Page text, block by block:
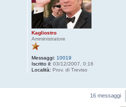
Kagliostro
Amministratore
Messaggi: 10019
Iscritto il: 03/12/2007, 0:16
Località: Prov. di Treviso
16 messaggi